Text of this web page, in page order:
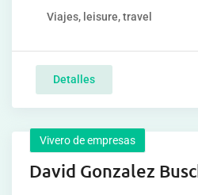
Viajes, leisure, travel
Detalles
Vivero de empresas
David Gonzalez